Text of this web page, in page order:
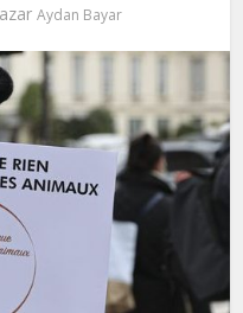
Aydan Bayar